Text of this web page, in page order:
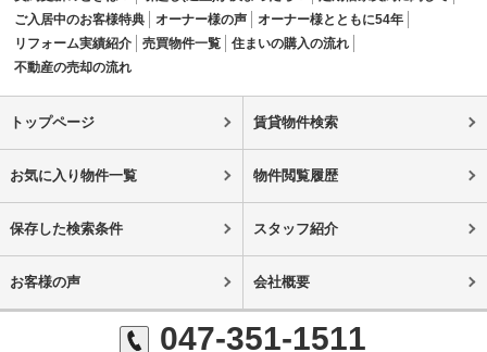
ご入居中のお客様特典
オーナー様の声
オーナー様とともに54年
リフォーム実績紹介
売買物件一覧
住まいの購入の流れ
不動産の売却の流れ
トップページ 賃貸物件検索
お気に入り物件一覧 物件閲覧履歴
保存した検索条件 スタッフ紹介
お客様の声 会社概要
047-351-1511